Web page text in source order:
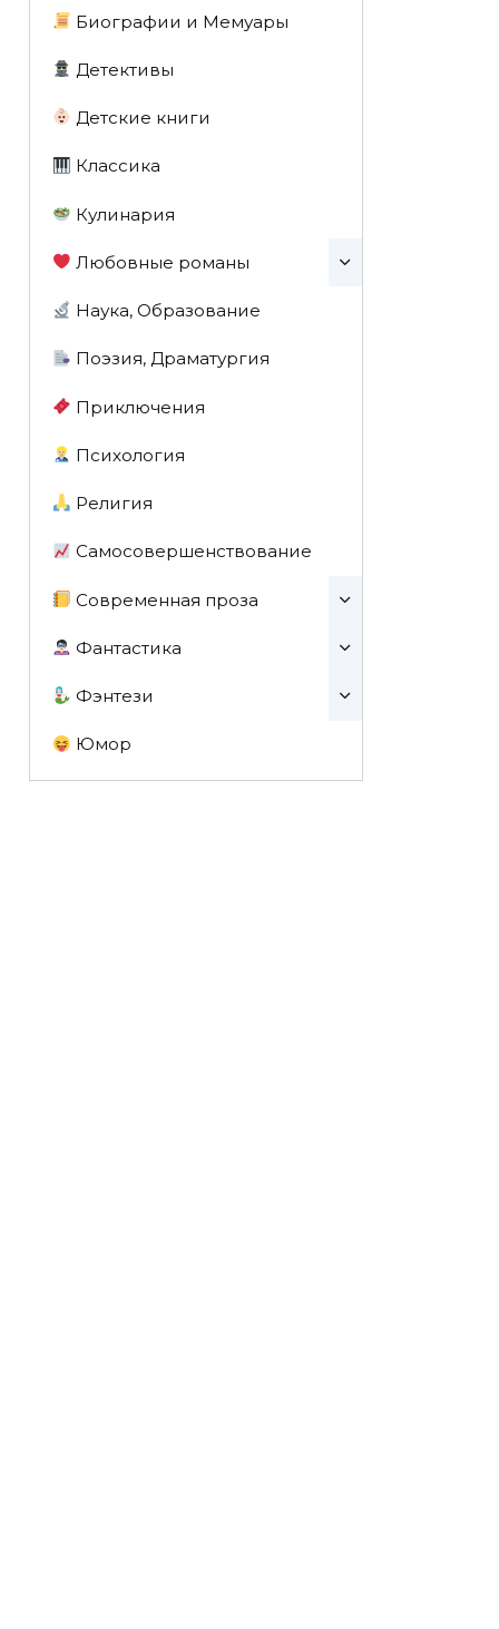
Биографии и Мемуары
Детективы
Детские книги
Классика
Кулинария
Любовные романы
Наука, Образование
Поэзия, Драматургия
Приключения
Психология
Религия
Самосовершенствование
Современная проза
Фантастика
Фэнтези
Юмор